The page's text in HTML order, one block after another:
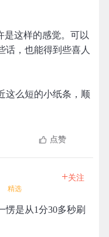
是这样的感觉。可以
话，也能得到些喜人
这么短的小纸条，顺
点赞
精选
+关注
愣是从1分30多秒刷